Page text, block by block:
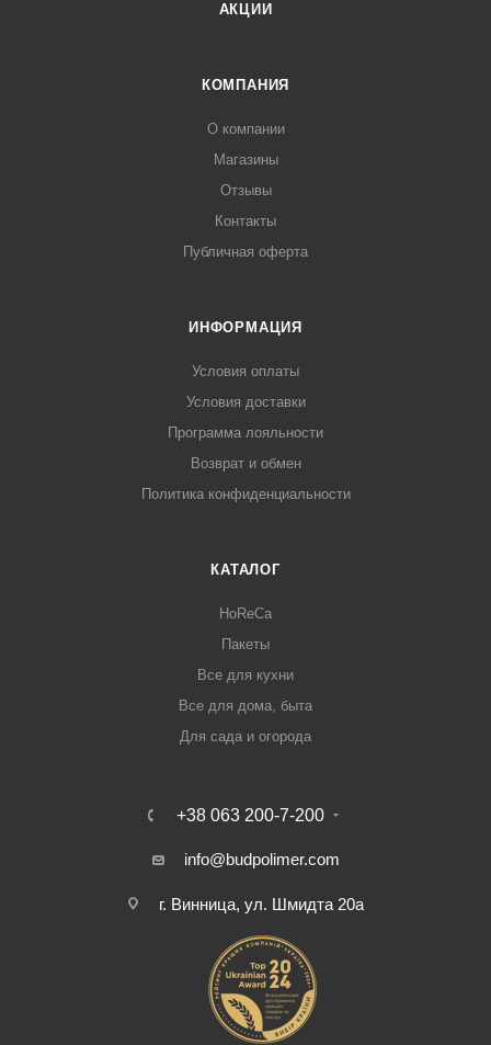
АКЦИИ
КОМПАНИЯ
О компании
Магазины
Отзывы
Контакты
Публичная оферта
ИНФОРМАЦИЯ
Условия оплаты
Условия доставки
Программа лояльности
Возврат и обмен
Политика конфиденциальности
КАТАЛОГ
HoReCa
Пакеты
Все для кухни
Все для дома, быта
Для сада и огорода
+38 063 200-7-200
info@budpolimer.com
г. Винница, ул. Шмидта 20а